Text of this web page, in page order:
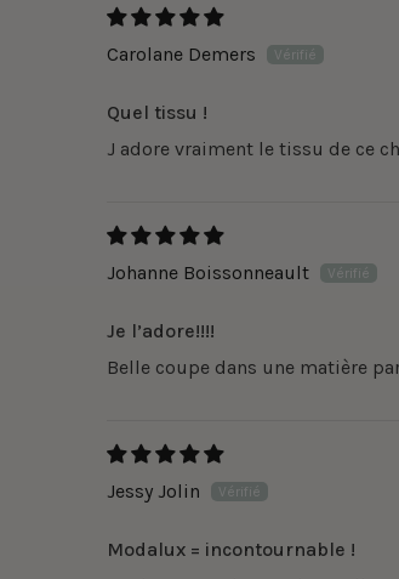
Carolane Demers
Quel tissu !
J adore vraiment le tissu de ce
Johanne Boissonneault
Je l’adore!!!!
Belle coupe dans une matière
Jessy Jolin
Modalux = incontournable !